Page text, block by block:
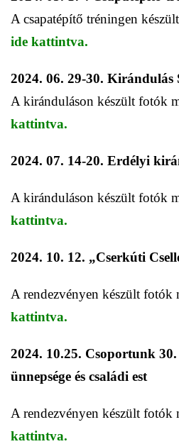
A csapatépítő tréningen
ide kattintva.
2024. 06. 29-30. Kirándulás
A kiránduláson készült fotók
kattintva.
2024. 07. 14-20. Erdélyi
A kiránduláson készült fotók
kattintva.
2024. 10. 12. „Cserkúti
A rendezvényen készült fotók
kattintva.
2024. 10.25. Csoportunk
ünnepsége és családi est
A rendezvényen készült fotók
kattintva.